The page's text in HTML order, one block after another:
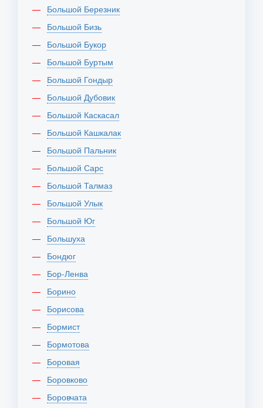
Большой Березник
Большой Бизь
Большой Букор
Большой Буртым
Большой Гондыр
Большой Дубовик
Большой Каскасал
Большой Кашкалак
Большой Пальник
Большой Сарс
Большой Талмаз
Большой Улык
Большой Юг
Большуха
Бондюг
Бор-Ленва
Борино
Борисова
Бормист
Бормотова
Боровая
Боровково
Боровчата